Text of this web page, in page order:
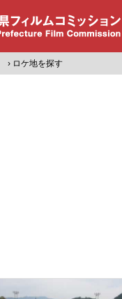
› ロケ地を探す